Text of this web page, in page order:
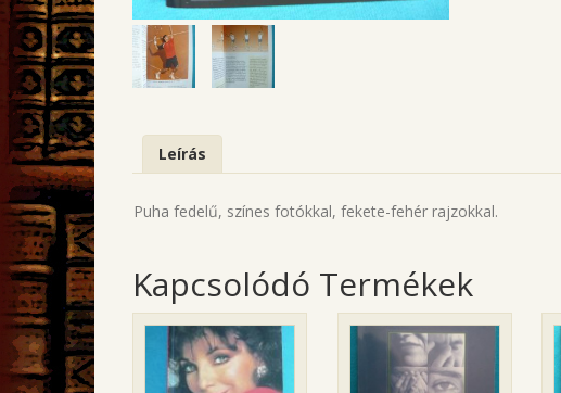
Leírás
Puha fedelű, színes fotókkal, fekete-fehér rajzokkal.
Kapcsolódó Termékek